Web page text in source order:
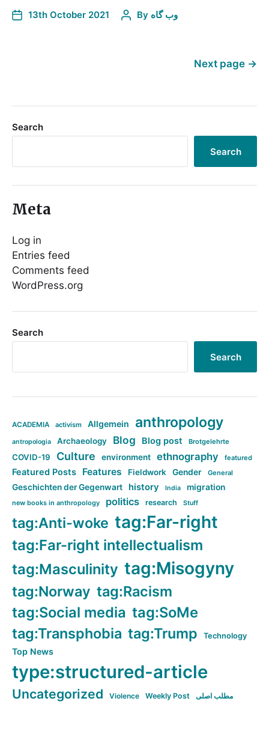
13th October 2021 By وب گاه
Next page →
Search
Search
Meta
Log in
Entries feed
Comments feed
WordPress.org
Search
Search
ACADEMIA activism Allgemein anthropology
antropologia Archaeology Blog Blog post Brotgelehrte
COVID-19 Culture environment ethnography featured
Featured Posts Features Fieldwork Gender General
Geschichten der Gegenwart history India migration
new books in anthropology politics research Stuff
tag:Anti-woke tag:Far-right
tag:Far-right intellectualism
tag:Masculinity tag:Misogyny
tag:Norway tag:Racism
tag:Social media tag:SoMe
tag:Transphobia tag:Trump Technology
Top News
type:structured-article
Uncategorized Violence Weekly Post مطلب اصلی